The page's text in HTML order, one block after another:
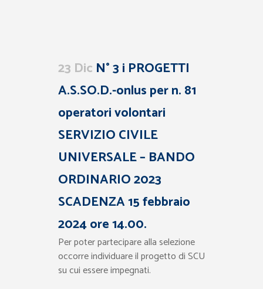
23 Dic N° 3 i PROGETTI
A.S.SO.D.-onlus per n. 81
operatori volontari
SERVIZIO CIVILE
UNIVERSALE – BANDO
ORDINARIO 2023
SCADENZA 15 febbraio
2024 ore 14.00.
Per poter partecipare alla selezione
occorre individuare il progetto di SCU
su cui essere impegnati.